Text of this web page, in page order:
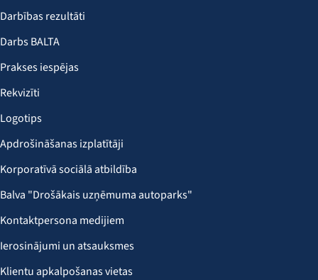
Darbības rezultāti
Darbs BALTA
Prakses iespējas
Rekvizīti
Logotips
Apdrošināšanas izplatītāji
Korporatīvā sociālā atbildība
Balva "Drošākais uzņēmuma autoparks"
Kontaktpersona medijiem
Ierosinājumi un atsauksmes
Klientu apkalpošanas vietas